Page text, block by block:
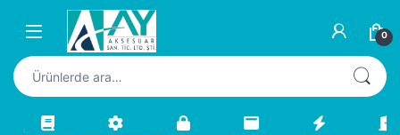
Skip to navigation
Skip to content
0
Ara: